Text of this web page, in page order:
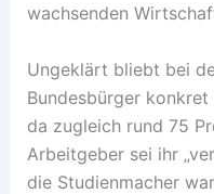
wachsenden
Ungeklärt bliebt bei
Bundesbürger
da zugleich rund 75
Arbeitgeber sei ihr
die Studienmacher